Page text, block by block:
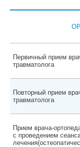
Первичный прием
травматолога
Повторный прием
травматолога
Прием врача-
с проведением